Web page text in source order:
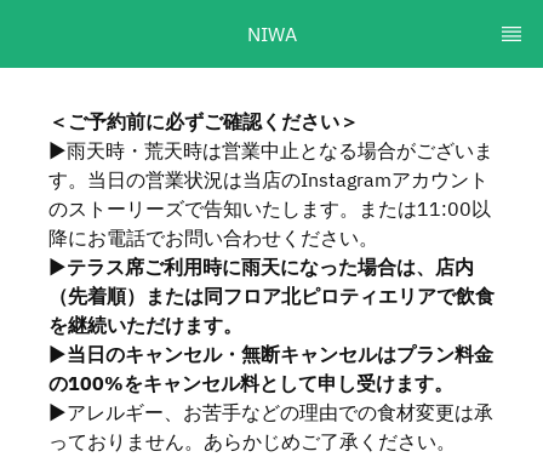
NIWA
＜ご予約前に必ずご確認ください＞
▶︎雨天時・荒天時は営業中止となる場合がございま
す。当日の営業状況は当店のInstagramアカウント
のストーリーズで告知いたします。または11:00以
降にお電話でお問い合わせください。
▶︎テラス席ご利用時に雨天になった場合は、店内
（先着順）または同フロア北ピロティエリアで飲食
を継続いただけます。
▶︎当日のキャンセル・無断キャンセルはプラン料金
の100%をキャンセル料として申し受けます。
▶︎アレルギー、お苦手などの理由での食材変更は承
っておりません。あらかじめご了承ください。